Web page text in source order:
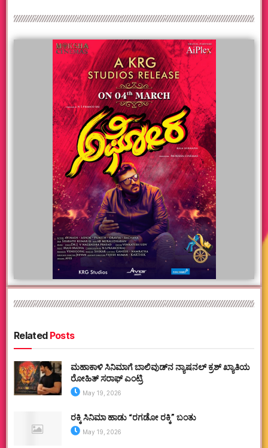
RelatedPosts
ಮಹಾಕಾಳಿ ಸಿನಿಮಾಗೆ ಬಾಲಿವುಡ್‌ನ ನ್ಯಾಷನಲ್ ಕ್ರಶ್ ಖ್ಯಾತಿಯ
ರೋಹಿತ್ ಸರಾಫ್ ಎಂಟ್ರಿ
May 19, 2026
ರಕ್ಕಿ ಸಿನಿಮಾ ಹಾಡು “ರಗಡೋ ರಕ್ಕಿ” ಬಂತು
May 19, 2026